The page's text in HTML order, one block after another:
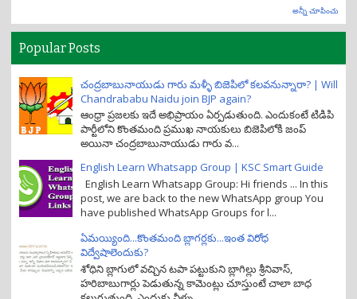
అన్నీ చూపించు
Popular Posts
చంద్రబాబునాయుడు గారు మళ్ళీ బిజెపిలో కలవనున్నారా? | Will
Chandrababu Naidu join BJP again?
ఆంధ్రా ప్రజలకు ఇదే అభిప్రాయం ఏర్పడుతుంది. ఎందుకంటే టిడిపి
పార్టీలోని కొంతమంది ప్రముఖ నాయకులు బిజెపిలోకి జంప్
అయినా చంద్రబాబునాయుడు గారు వ...
English Learn Whatsapp Group | KSC Smart Guide
English Learn Whatsapp Group: Hi friends ... In this
post, we are back to the new WhatsApp group You
have published WhatsApp Groups for l...
ఏమయ్యింది...కొంతమంది బ్లాగర్లకు...ఇంత విరోధ
విద్వేషాలెందుకు?
శోధిని బ్లాగులో వచ్చిన టపా పట్టుకుని బ్లాగిల్లు శ్రీనివాస్,
హరిబాబుగార్లు పెడుతున్న కామెంట్లు చూస్తుంటే చాలా బాధ